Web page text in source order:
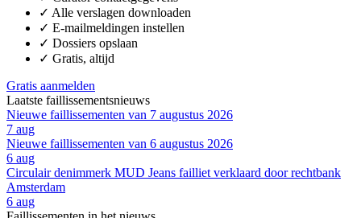
✓ Alle verslagen downloaden
✓ E-mailmeldingen instellen
✓ Dossiers opslaan
✓ Gratis, altijd
Gratis aanmelden
Laatste faillissementsnieuws
Nieuwe faillissementen van 7 augustus 2026
7 aug
Nieuwe faillissementen van 6 augustus 2026
6 aug
Circulair denimmerk MUD Jeans failliet verklaard door rechtbank
Amsterdam
6 aug